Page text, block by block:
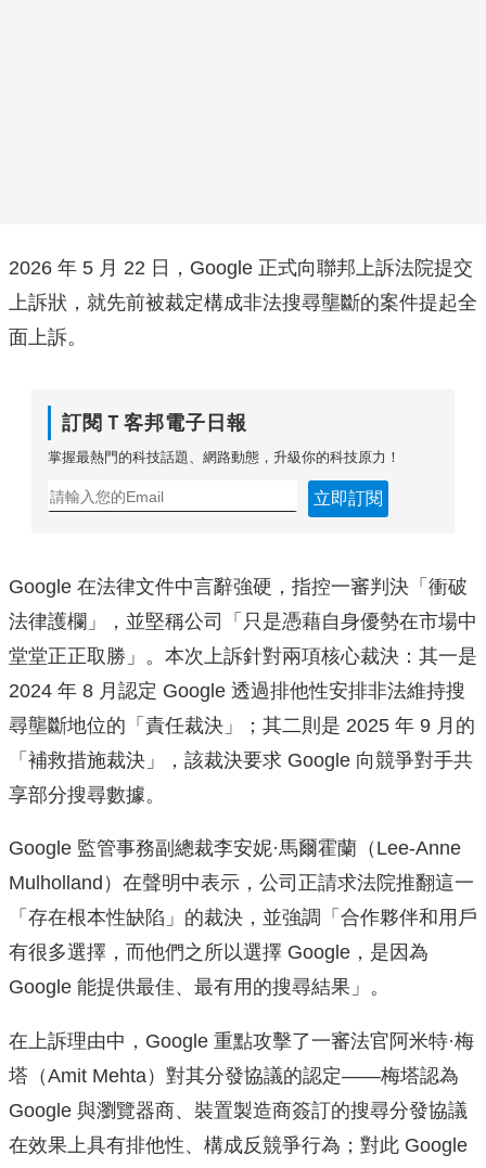
2026 年 5 月 22 日，Google 正式向聯邦上訴法院提交
上訴狀，就先前被裁定構成非法搜尋壟斷的案件提起全
面上訴。
訂閱Ｔ客邦電子日報
掌握最熱門的科技話題、網路動態，升級你的科技原力！
立即訂閱
Google 在法律文件中言辭強硬，指控一審判決「衝破
法律護欄」，並堅稱公司「只是憑藉自身優勢在市場中
堂堂正正取勝」。本次上訴針對兩項核心裁決：其一是
2024 年 8 月認定 Google 透過排他性安排非法維持搜
尋壟斷地位的「責任裁決」；其二則是 2025 年 9 月的
「補救措施裁決」，該裁決要求 Google 向競爭對手共
享部分搜尋數據。
Google 監管事務副總裁李安妮·馬爾霍蘭（Lee-Anne
Mulholland）在聲明中表示，公司正請求法院推翻這一
「存在根本性缺陷」的裁決，並強調「合作夥伴和用戶
有很多選擇，而他們之所以選擇 Google，是因為
Google 能提供最佳、最有用的搜尋結果」。
在上訴理由中，Google 重點攻擊了一審法官阿米特·梅
塔（Amit Mehta）對其分發協議的認定——梅塔認為
Google 與瀏覽器商、裝置製造商簽訂的搜尋分發協議
在效果上具有排他性、構成反競爭行為；對此 Google